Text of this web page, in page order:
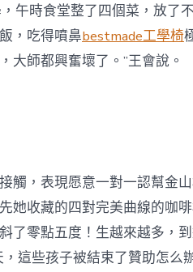
時食堂整了四個菜，放了
，吃得噴鼻bestmade工學椅
大師都興奮壞了。”王會說。
，表現愿意一對一認幫金
她收藏的四對完美曲線的咖
了零點五度！生越來越多，
這些孩子被結束了贊助怎么